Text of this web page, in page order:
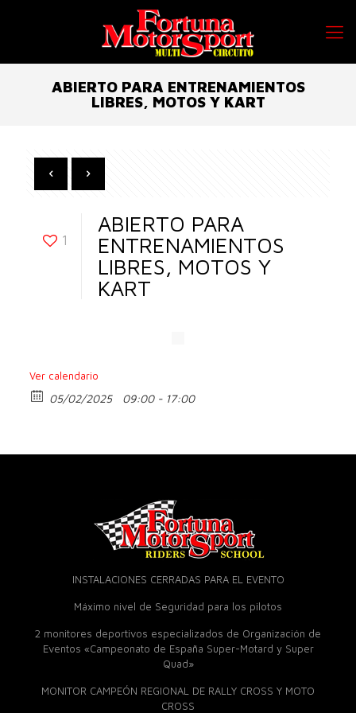
ABIERTO PARA ENTRENAMIENTOS
LIBRES, MOTOS Y KART
1
ABIERTO PARA
ENTRENAMIENTOS
LIBRES, MOTOS Y
KART
Ver calendario
05/02/2025 09:00 - 17:00
INSTALACIONES CERRADAS PARA EL EVENTO
Máximo nivel de Seguridad para los pilotos
2 monitores deportivos especializados de Organización de
Eventos «Campeonato de España Super-Motard y Super
Quad»
MONITOR CAMPEÓN REGIONAL DE RALLY CROSS Y MOTO
CROSS